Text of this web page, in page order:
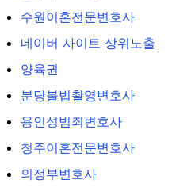
수원이혼전문변호사
네이버 사이트 상위노출
양육권
분당불법촬영변호사
용인성범죄변호사
청주이혼전문변호사
의정부변호사